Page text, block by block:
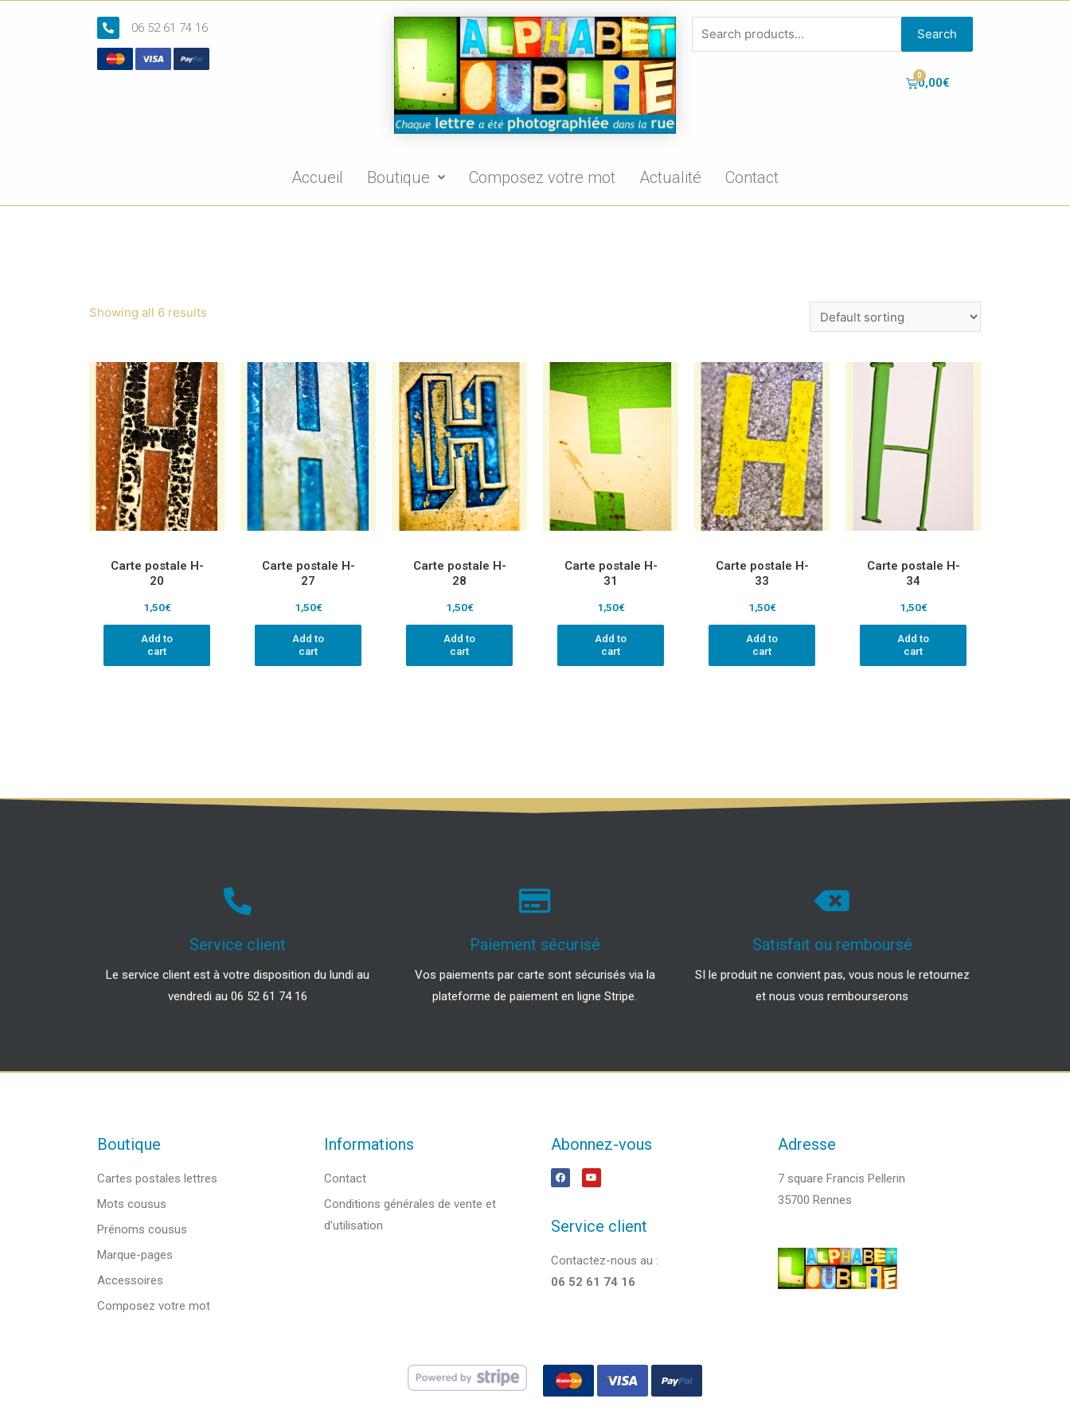
06 52 61 74 16 Search
0,00€
Accueil Boutique Composez votre mot Actualité Contact
Showing all 6 results
Carte postale H-
20
1,50€
Add to
cart
Carte postale H-
27
1,50€
Add to
cart
Carte postale H-
28
1,50€
Add to
cart
Carte postale H-
31
1,50€
Add to
cart
Carte postale H-
33
1,50€
Add to
cart
Carte postale H-
34
1,50€
Add to
cart
Service client
Le service client est à votre disposition du lundi au
vendredi au 06 52 61 74 16
Paiement sécurisé
Vos paiements par carte sont sécurisés via la
plateforme de paiement en ligne Stripe.
Satisfait ou remboursé
SI le produit ne convient pas, vous nous le retournez
et nous vous rembourserons
Boutique
Cartes postales lettres
Mots cousus
Prénoms cousus
Marque-pages
Accessoires
Composez votre mot
Informations
Contact
Conditions générales de vente et
d'utilisation
Abonnez-vous
Service client
Contactez-nous au :
06 52 61 74 16
Adresse
7 square Francis Pellerin
35700 Rennes